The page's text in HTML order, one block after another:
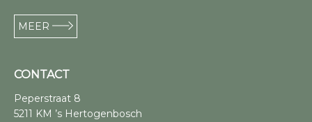
MEER
CONTACT
Peperstraat 8
5211 KM ’s Hertogenbosch